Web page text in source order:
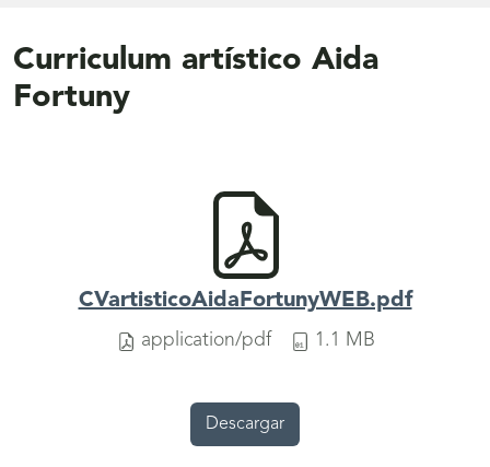
Curriculum artístico Aida
Fortuny
CVartisticoAidaFortunyWEB.pdf
application/pdf 1.1 MB
Descargar